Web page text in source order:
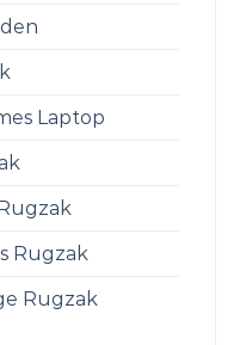
Laptop
Rugzak
Rugzak